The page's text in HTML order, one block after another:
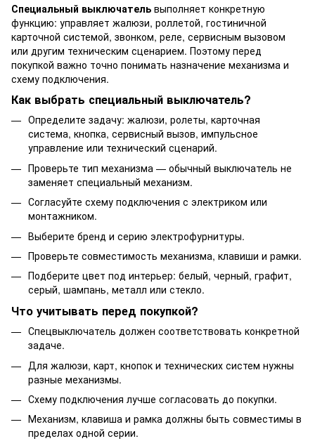
Специальный выключатель выполняет конкретную
функцию: управляет жалюзи, роллетой, гостиничной
карточной системой, звонком, реле, сервисным вызовом
или другим техническим сценарием. Поэтому перед
покупкой важно точно понимать назначение механизма и
схему подключения.
Как выбрать специальный выключатель?
Определите задачу: жалюзи, ролеты, карточная
система, кнопка, сервисный вызов, импульсное
управление или технический сценарий.
Проверьте тип механизма — обычный выключатель не
заменяет специальный механизм.
Согласуйте схему подключения с электриком или
монтажником.
Выберите бренд и серию электрофурнитуры.
Проверьте совместимость механизма, клавиши и рамки.
Подберите цвет под интерьер: белый, черный, графит,
серый, шампань, металл или стекло.
Что учитывать перед покупкой?
Спецвыключатель должен соответствовать конкретной
задаче.
Для жалюзи, карт, кнопок и технических систем нужны
разные механизмы.
Схему подключения лучше согласовать до покупки.
Механизм, клавиша и рамка должны быть совместимы в
пределах одной серии.